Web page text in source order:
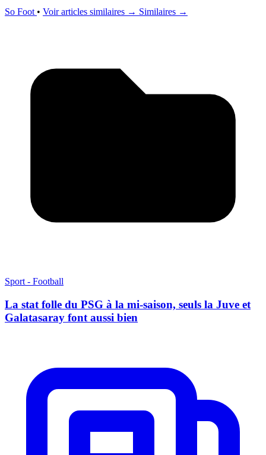
So Foot • Voir articles similaires → Similaires →
Sport - Football
La stat folle du PSG à la mi-saison, seuls la Juve et
Galatasaray font aussi bien